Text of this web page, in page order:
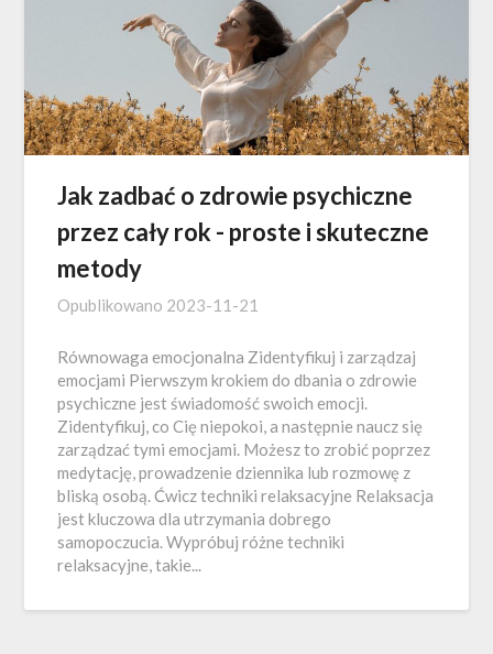
Jak zadbać o zdrowie psychiczne
przez cały rok - proste i skuteczne
metody
Opublikowano 2023-11-21
Równowaga emocjonalna Zidentyfikuj i zarządzaj
emocjami Pierwszym krokiem do dbania o zdrowie
psychiczne jest świadomość swoich emocji.
Zidentyfikuj, co Cię niepokoi, a następnie naucz się
zarządzać tymi emocjami. Możesz to zrobić poprzez
medytację, prowadzenie dziennika lub rozmowę z
bliską osobą. Ćwicz techniki relaksacyjne Relaksacja
jest kluczowa dla utrzymania dobrego
samopoczucia. Wypróbuj różne techniki
relaksacyjne, takie...